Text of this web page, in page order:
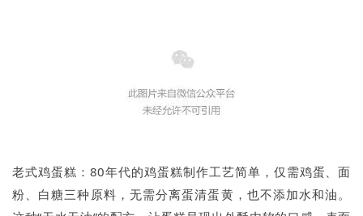
老式鸡蛋糕：80年代的鸡蛋糕制作工艺简单，仅需鸡蛋、面
粉、白糖三种原料，无需分离蛋清蛋黄，也不添加水和油。